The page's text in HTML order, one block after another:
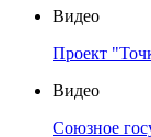
Видео
Проект
Видео
Союзное